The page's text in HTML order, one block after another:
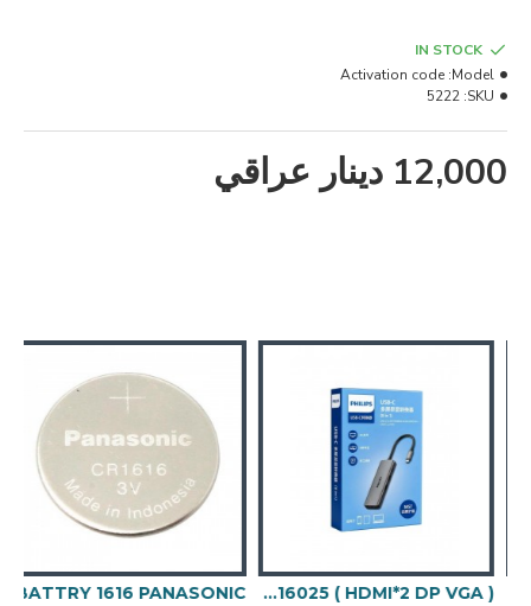
12,000 دينار عراقي
IN STOCK
Model:
Activation code
SKU:
5222
ADAPTER PHILIPS TYPE-C 8 IN 1 - SWR16025 ( HDMI*2 DP VGA ) يعرض الصورة على اكثر من شاشة بشكل منفصل
BATTRY 1616 PANASONIC